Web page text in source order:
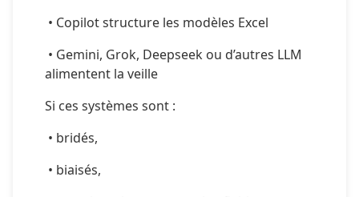
• Copilot structure les modèles Excel
alimentent la veille
Si ces systèmes sont :
• bridés,
• biaisés,